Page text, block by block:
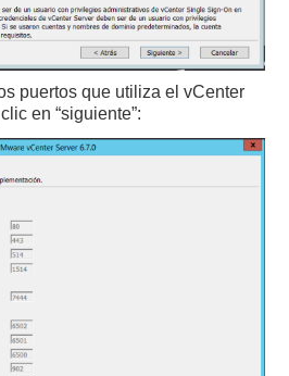
puertos que utiliza el vCenter
en “siguiente”: